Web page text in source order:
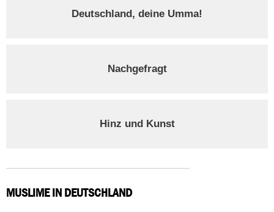
Deutschland, deine Umma!
Nachgefragt
Hinz und Kunst
MUSLIME IN DEUTSCHLAND